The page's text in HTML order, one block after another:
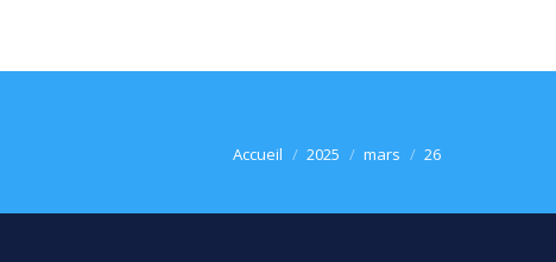
Vous êtes ici :
Accueil 2025 mars 26